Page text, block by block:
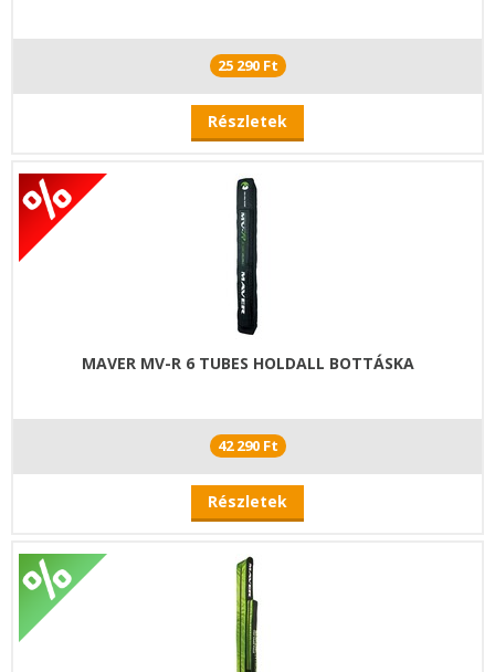
25 290 Ft
Részletek
MAVER MV-R 6 TUBES HOLDALL BOTTÁSKA
42 290 Ft
Részletek